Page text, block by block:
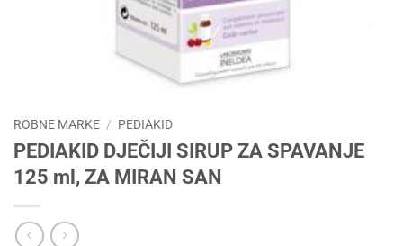
ROBNE MARKE / PEDIAKID
PEDIAKID DJEČIJI SIRUP ZA SPAVANJE
125 ml, ZA MIRAN SAN